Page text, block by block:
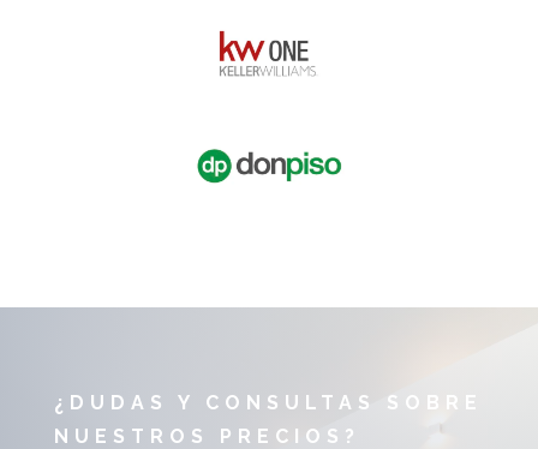
¿DUDAS Y CONSULTAS SOBRE
NUESTROS PRECIOS?